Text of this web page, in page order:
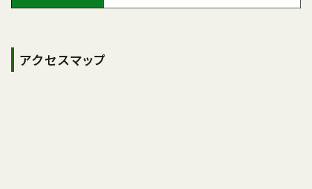
アクセスマップ